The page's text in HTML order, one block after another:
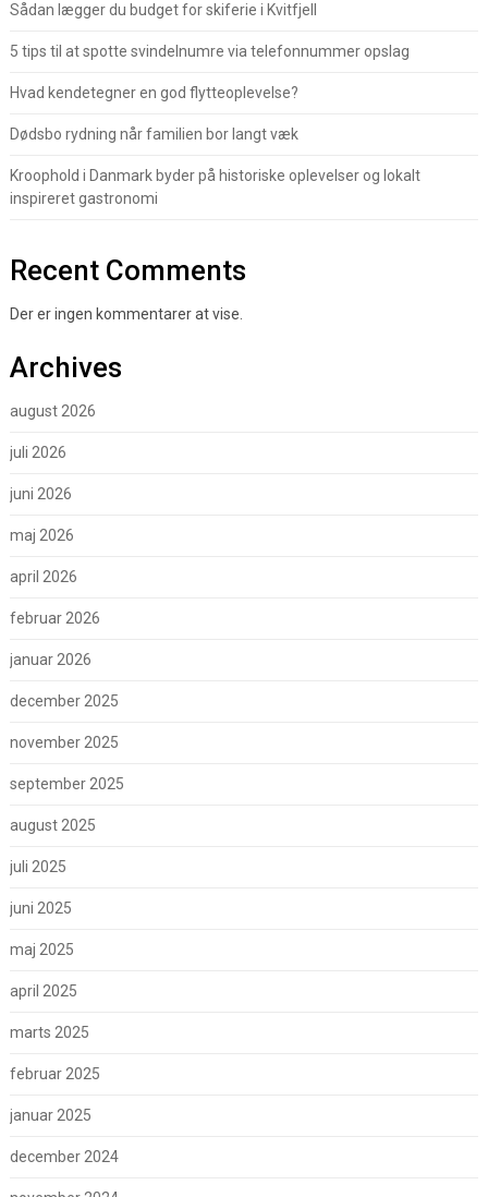
Sådan lægger du budget for skiferie i Kvitfjell
5 tips til at spotte svindelnumre via telefonnummer opslag
Hvad kendetegner en god flytteoplevelse?
Dødsbo rydning når familien bor langt væk
Kroophold i Danmark byder på historiske oplevelser og lokalt
inspireret gastronomi
Recent Comments
Der er ingen kommentarer at vise.
Archives
august 2026
juli 2026
juni 2026
maj 2026
april 2026
februar 2026
januar 2026
december 2025
november 2025
september 2025
august 2025
juli 2025
juni 2025
maj 2025
april 2025
marts 2025
februar 2025
januar 2025
december 2024